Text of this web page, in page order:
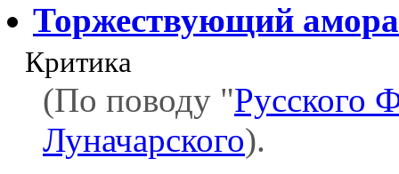
Торжествующий
Критика
(По поводу "Русского
Луначарского).